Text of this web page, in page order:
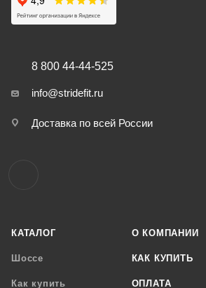
КАТАЛОГ
Шоссе
Как купить
О КОМПАНИИ
КАК КУПИТЬ
ОПЛАТА
8 800 44-44-525
info@stridefit.ru
Доставка по всей России